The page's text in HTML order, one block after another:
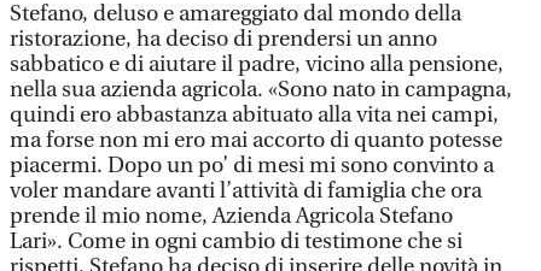
Stefano, deluso e amareggiato dal mondo della
ristorazione, ha deciso di prendersi un anno
sabbatico e di aiutare il padre, vicino alla pensione,
nella sua azienda agricola. «Sono nato in campagna,
quindi ero abbastanza abituato alla vita nei campi,
ma forse non mi ero mai accorto di quanto potesse
piacermi. Dopo un po’ di mesi mi sono convinto a
voler mandare avanti l’attività di famiglia che ora
prende il mio nome, Azienda Agricola Stefano
Lari». Come in ogni cambio di testimone che si